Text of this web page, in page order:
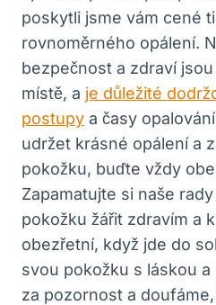
poskytli jsme vám cené
rovnoměrného opálení.
bezpečnost a zdraví
místě, a je důležité
postupy a časy
udržet krásné opálení a
pokožku, buďte vždy
Zapamatujte si naše
pokožku žářit zdravím a
obezřetní, když jde do
svou pokožku s láskou a
za pozornost a